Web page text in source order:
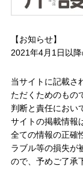
【お知らせ】
2021年4月1日以
当サイトに記載さ
ただくためのもの
判断と責任におい
サイトの掲載情報
全ての情報の正確
ラブル等の損失が
ので、予めご了承